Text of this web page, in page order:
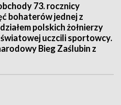
73. rocznicy
bohaterów jednej z
polskich żołnierzy
uczcili sportowcy.
Bieg Zaślubin z